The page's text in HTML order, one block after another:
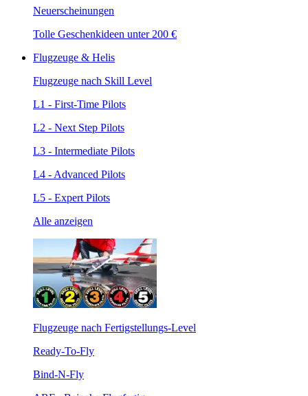
Neuerscheinungen
Tolle Geschenkideen unter 200 €
Flugzeuge & Helis
Flugzeuge nach Skill Level
L1 - First-Time Pilots
L2 - Next Step Pilots
L3 - Intermediate Pilots
L4 - Advanced Pilots
L5 - Expert Pilots
Alle anzeigen
Flugzeuge nach Fertigstellungs-Level
Ready-To-Fly
Bind-N-Fly